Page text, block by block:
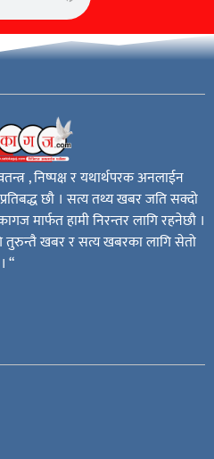
, निष्पक्ष र यथार्थपरक अनलाईन
छौ । सत्य तथ्य खबर जति सक्दो
मार्फत हामी निरन्तर लागि रहनेछौ ।
तुरुन्तै खबर र सत्य खबरका लागि सेतो
“